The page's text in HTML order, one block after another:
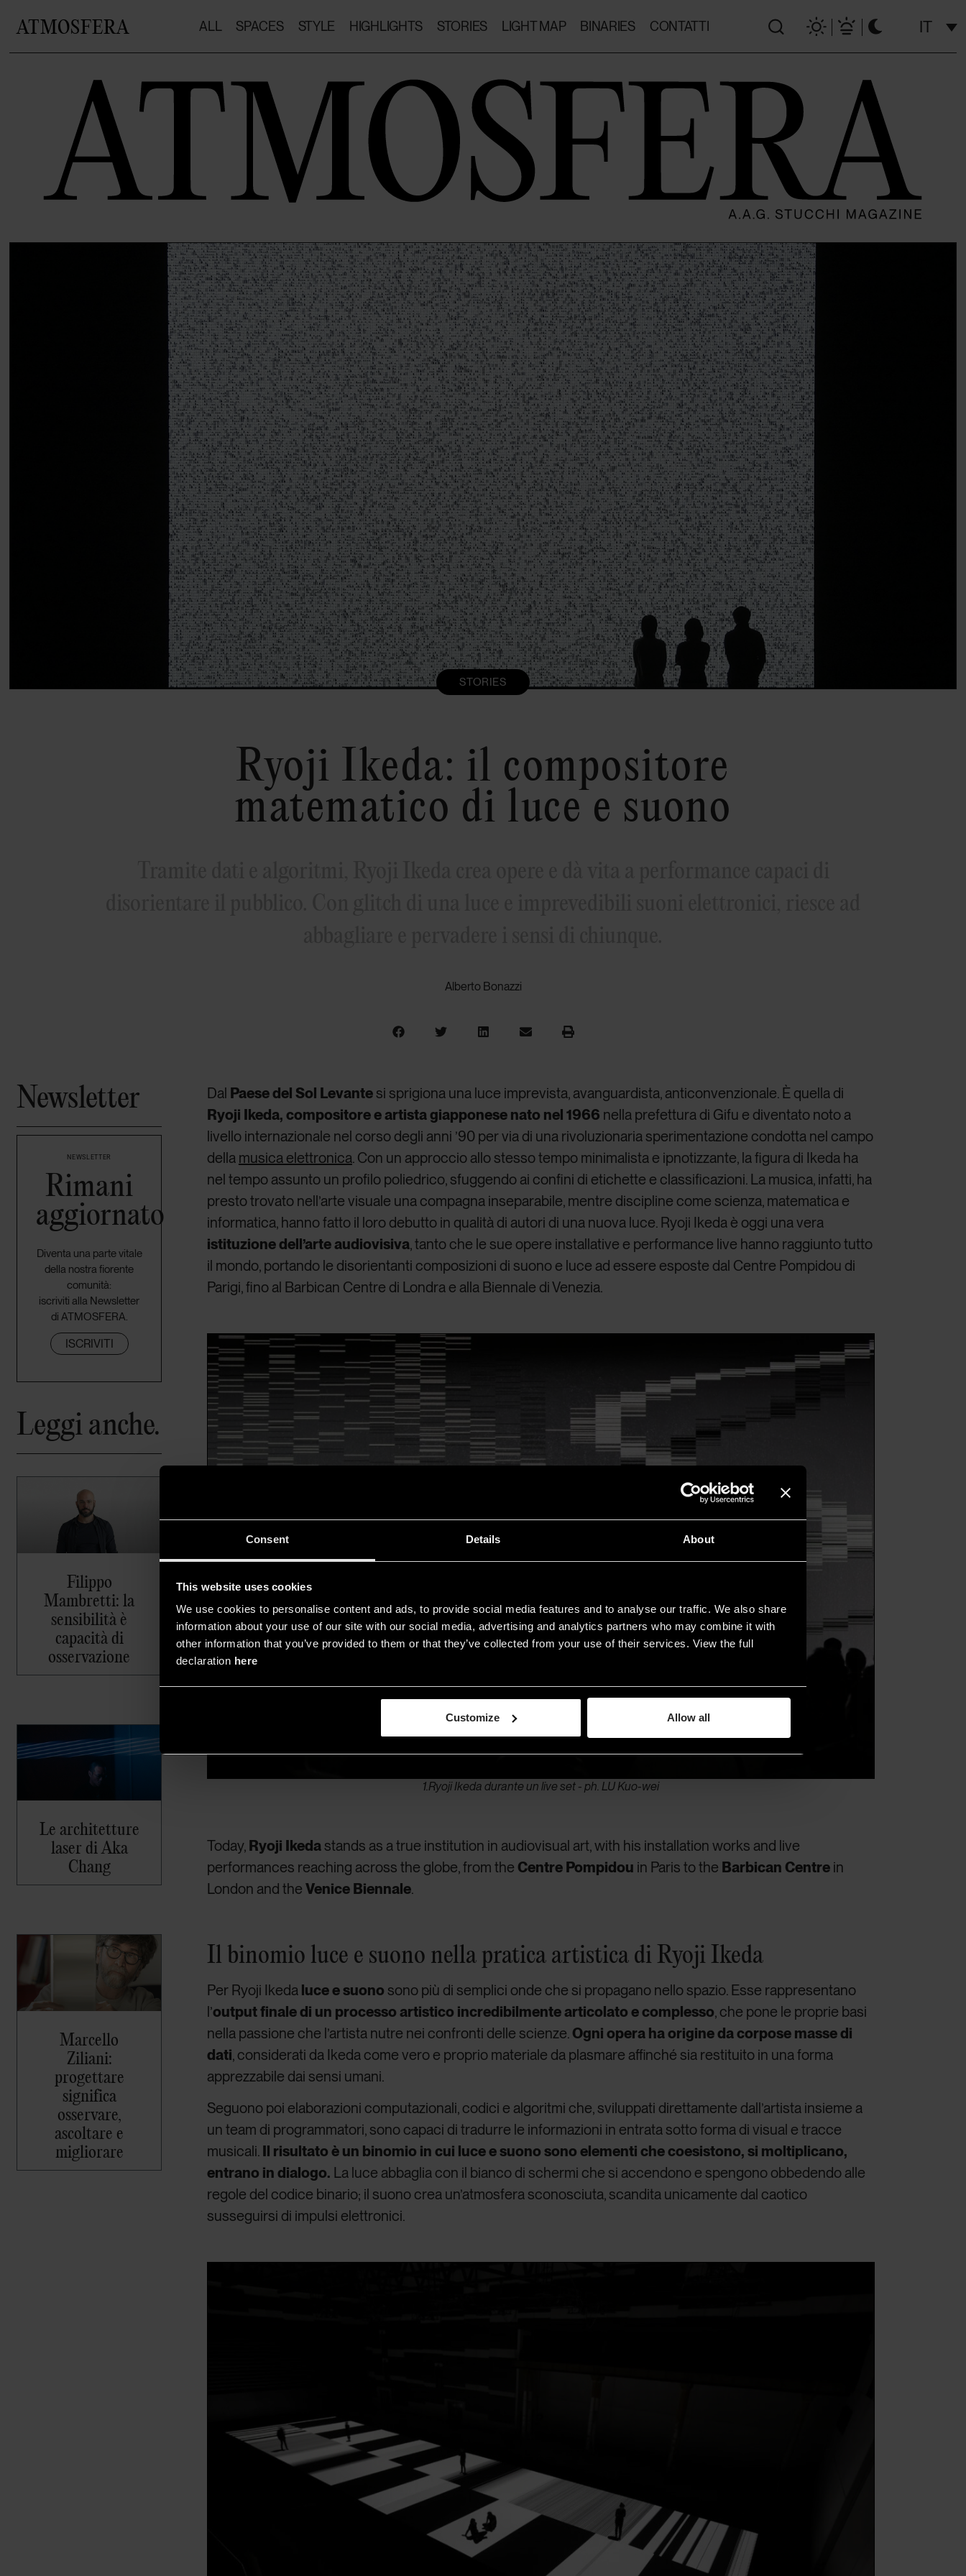
Consent Details About
This website uses cookies
We use cookies to personalise content and ads, to provide social media features and to analyse our traffic. We also share
information about your use of our site with our social media, advertising and analytics partners who may combine it with
other information that you’ve provided to them or that they’ve collected from your use of their services. View the full
declaration here
Customize Allow all
ATMOSFERA ALL SPACES STYLE HIGHLIGHTS STORIES LIGHT MAP BINARIES CONTATTI IT
STORIES
Ryoji Ikeda: il compositore
matematico di luce e suono
Alberto Bonazzi
Newsletter
NEWSLETTER
Rimani
aggiornato
Diventa una parte vitale
della nostra fiorente
comunità:
iscriviti alla Newsletter
di ATMOSFERA.
ISCRIVITI
Leggi anche.
Filippo
Mambretti: la
sensibilità è
capacità di
osservazione
Le architetture
laser di Aka
Chang
Marcello
Ziliani:
progettare
significa
osservare,
ascoltare e
migliorare
Dal Paese del Sol Levante si sprigiona una luce imprevista, avanguardista, anticonvenzionale. È quella di
Ryoji Ikeda, compositore e artista giapponese nato nel 1966 nella prefettura di Gifu e diventato noto a
livello internazionale nel corso degli anni ’90 per via di una rivoluzionaria sperimentazione condotta nel campo
della musica elettronica. Con un approccio allo stesso tempo minimalista e ipnotizzante, la figura di Ikeda ha
nel tempo assunto un profilo poliedrico, sfuggendo ai confini di etichette e classificazioni. La musica, infatti, ha
presto trovato nell’arte visuale una compagna inseparabile, mentre discipline come scienza, matematica e
informatica, hanno fatto il loro debutto in qualità di autori di una nuova luce. Ryoji Ikeda è oggi una vera
istituzione dell’arte audiovisiva, tanto che le sue opere installative e performance live hanno raggiunto tutto
il mondo, portando le disorientanti composizioni di suono e luce ad essere esposte dal Centre Pompidou di
Parigi, fino al Barbican Centre di Londra e alla Biennale di Venezia.
1.Ryoji Ikeda durante un live set - ph. LU Kuo-wei
Today, Ryoji Ikedastands as a true institution in audiovisual art, with his installation works and live
performances reaching across the globe, from the Centre Pompidou in Paris to the Barbican Centrein
London and the Venice Biennale.
Il binomio luce e suono nella pratica artistica di Ryoji Ikeda
Per Ryoji Ikeda luce e suono sono più di semplici onde che si propagano nello spazio. Esse rappresentano
l’output finale di un processo artistico incredibilmente articolato e complesso, che pone le proprie basi
nella passione che l’artista nutre nei confronti delle scienze. Ogni opera ha origine da corpose masse di
dati, considerati da Ikeda come vero e proprio materiale da plasmare affinché sia restituito in una forma
apprezzabile dai sensi umani.
Seguono poi elaborazioni computazionali, codici e algoritmi che, sviluppati direttamente dall’artista insieme a
un team di programmatori, sono capaci di tradurre le informazioni in entrata sotto forma di visual e tracce
musicali. Il risultato è un binomio in cui luce e suono sono elementi che coesistono, si moltiplicano,
entrano in dialogo. La luce abbaglia con il bianco di schermi che si accendono e spengono obbedendo alle
regole del codice binario; il suono crea un’atmosfera sconosciuta, scandita unicamente dal caotico
susseguirsi di impulsi elettronici.